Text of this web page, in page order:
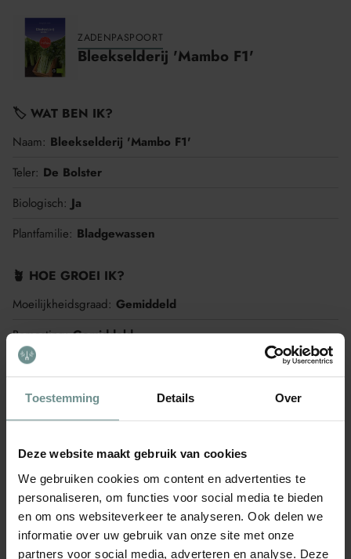
Toestemming Details Over
Deze website maakt gebruik van cookies
We gebruiken cookies om content en advertenties te
personaliseren, om functies voor social media te bieden
en om ons websiteverkeer te analyseren. Ook delen we
informatie over uw gebruik van onze site met onze
partners voor social media, adverteren en analyse. Deze
ZADENPASPOORT
Bleekselderij 'Mambo F1'
🏷️ WAT BEN IK?
Naam: Bleekselderij 'Mambo F1'
Teler: De Bolster
Biologisch: Ja
Plantfamilie: Bladgewassen
🪴 HOE GROEI IK?
Moeilijkheidsgraad: Gemiddeld
Bemesting:Gemiddeld
Waterbehoefte:
Geschikt voor een Pot:
Eenjarig/meerjarig: Eenjarig
Zaaien onder glas
Zaaien onder glas is het planten van zaden in beschermde
omgevingen zoals kassen of kweekbakken.
J F M A M J